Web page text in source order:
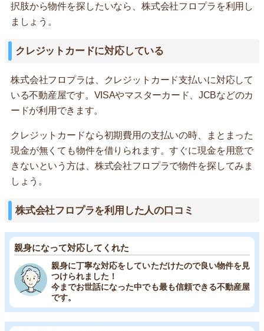
択肢から物件を探したいなら、株式会社フロプラを利用し
ましょう。
クレジットカードに対応している
株式会社フロプラは、クレジットカード支払いに対応して
いる不動産屋です。VISAやマスターカード、JCBなどのカ
ードが利用できます。
クレジットカードなら初期費用の支払いの時、まとまった
現金が無くても物件を借りられます。すぐに現金を用意で
きないという方は、株式会社フロプラで物件を探してみま
しょう。
株式会社フロプラを利用した人の口コミ
親身になって対応してくれた
親身に丁寧な対応をしていただけたので良い物件を見
つけられました！
今までお世話になった中でも最も信頼できる不動産屋
です。